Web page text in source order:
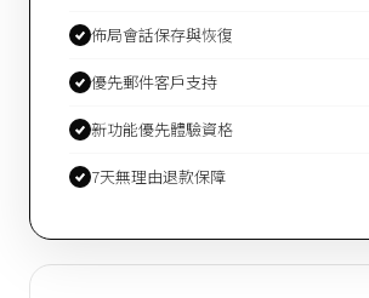
佈局會話保存與恢復
優先郵件客戶支持
新功能優先體驗資格
7天無理由退款保障